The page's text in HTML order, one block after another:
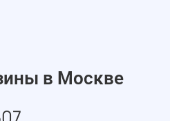
в Москве